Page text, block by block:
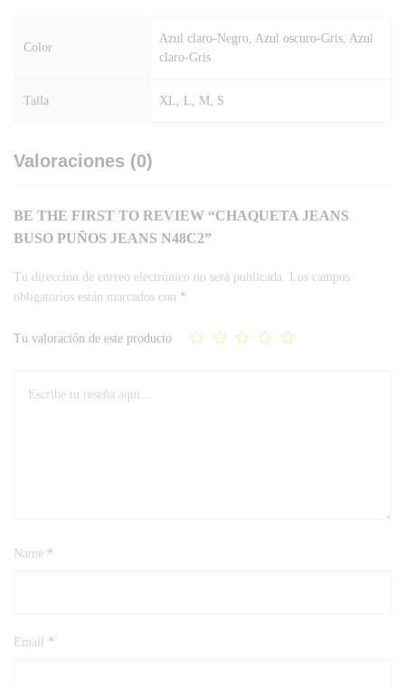
Color
Azul claro-Negro, Azul oscuro-Gris, Azul
claro-Gris
Talla XL, L, M, S
Valoraciones (0)
BE THE FIRST TO REVIEW “CHAQUETA JEANS
BUSO PUÑOS JEANS N48C2”
Tu dirección de correo electrónico no será publicada.
Los campos
obligatorios están marcados con *
Tu valoración de este producto
Name *
Email *